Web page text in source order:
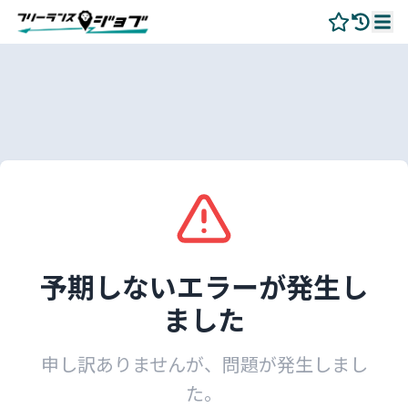
予期しないエラーが発生し
ました
申し訳ありませんが、問題が発生しまし
た。